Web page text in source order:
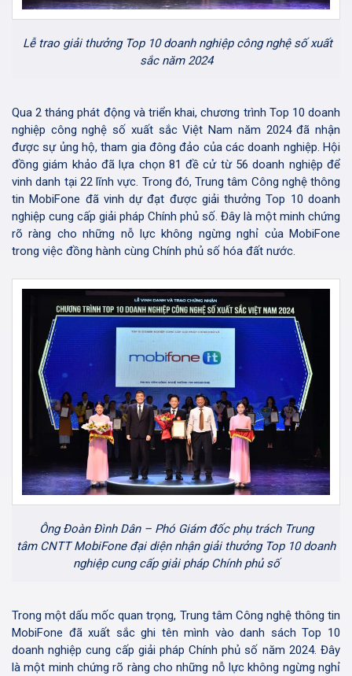
Lễ trao giải thưởng Top 10 doanh nghiệp công nghệ số xuất
sắc năm 2024
Qua 2 tháng phát động và triển khai, chương trình Top 10 doanh
nghiệp công nghệ số xuất sắc Việt Nam năm 2024 đã nhận
được sự ủng hộ, tham gia đông đảo của các doanh nghiệp. Hội
đồng giám khảo đã lựa chọn 81 đề cử từ 56 doanh nghiệp để
vinh danh tại 22 lĩnh vực. Trong đó, Trung tâm Công nghệ thông
tin MobiFone đã vinh dự đạt được giải thưởng Top 10 doanh
nghiệp cung cấp giải pháp Chính phủ số. Đây là một minh chứng
rõ ràng cho những nỗ lực không ngừng nghỉ của MobiFone
trong việc đồng hành cùng Chính phủ số hóa đất nước.
Ông Đoàn Đình Dân – Phó Giám đốc phụ trách Trung
tâm CNTT MobiFone đại diện nhận giải thưởng Top 10 doanh
nghiệp cung cấp giải pháp Chính phủ số
Trong một dấu mốc quan trọng, Trung tâm Công nghệ thông tin
MobiFone đã xuất sắc ghi tên mình vào danh sách Top 10
doanh nghiệp cung cấp giải pháp Chính phủ số năm 2024. Đây
là một minh chứng rõ ràng cho những nỗ lực không ngừng nghỉ